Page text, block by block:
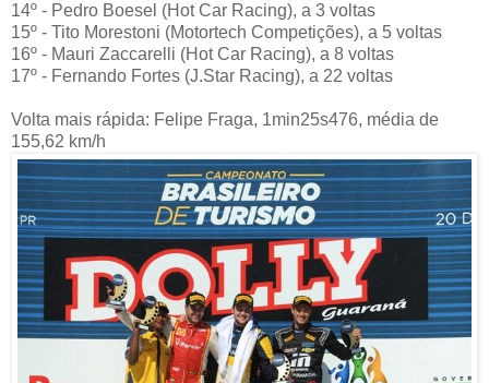
14º - Pedro Boesel (Hot Car Racing), a 3 voltas
15º - Tito Morestoni (Motortech Competições), a 5 voltas
16º - Mauri Zaccarelli (Hot Car Racing), a 8 voltas
17º - Fernando Fortes (J.Star Racing), a 22 voltas
Volta mais rápida: Felipe Fraga, 1min25s476, média de
155,62 km/h